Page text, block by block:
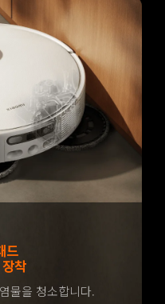
드
착
물을 청소합니다.